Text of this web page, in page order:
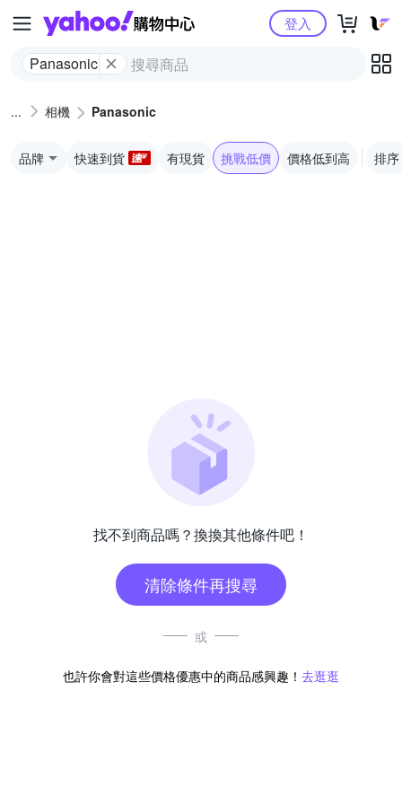
Yahoo購物中心
Panasonic
登入
相機 Panasonic
品牌 快速到貨 有現貨 挑戰低價 價格低到高 排序
找不到商品嗎？換換其他條件吧！
清除條件再搜尋
或
也許你會對這些價格優惠中的商品感興趣！ 去逛逛